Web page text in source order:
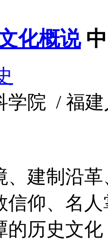
化概说
学院 / 福
、建制沿
信仰、名
的历史文